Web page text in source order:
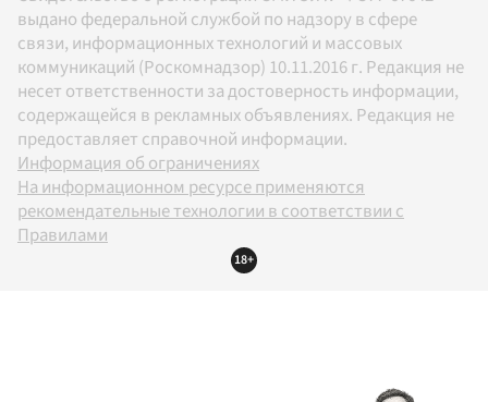
выдано федеральной службой по надзору в сфере
связи, информационных технологий и массовых
коммуникаций (Роскомнадзор) 10.11.2016 г. Редакция не
несет ответственности за достоверность информации,
содержащейся в рекламных объявлениях. Редакция не
предоставляет справочной информации.
Информация об ограничениях
На информационном ресурсе применяются
рекомендательные технологии в соответствии с
Правилами
18+